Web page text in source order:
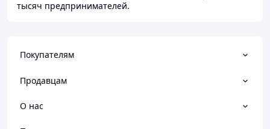
тысяч предпринимателей.
Покупателям
Продавцам
О нас